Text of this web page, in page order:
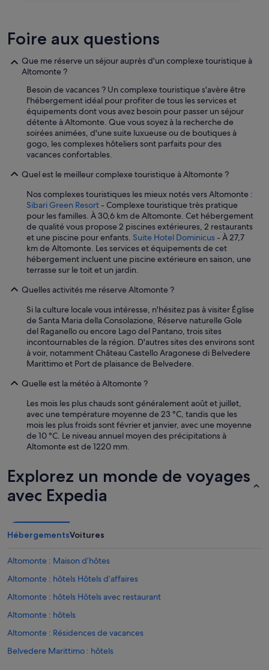
Foire aux questions
Que me réserve un séjour auprès d'un complexe touristique à
Altomonte ?
Besoin de vacances ? Un complexe touristique s'avère être
l'hébergement idéal pour profiter de tous les services et
équipements dont vous avez besoin pour passer un séjour
détente à Altomonte. Que vous soyez à la recherche de
soirées animées, d'une suite luxueuse ou de boutiques à
gogo, les complexes hôteliers sont parfaits pour des
vacances confortables.
Quel est le meilleur complexe touristique à Altomonte ?
Nos complexes touristiques les mieux notés vers Altomonte :
Sibari Green Resort - Complexe touristique très pratique
pour les familles. À 30,6 km de Altomonte. Cet hébergement
de qualité vous propose 2 piscines extérieures, 2 restaurants
et une piscine pour enfants. Suite Hotel Dominicus - À 27,7
km de Altomonte. Les services et équipements de cet
hébergement incluent une piscine extérieure en saison, une
terrasse sur le toit et un jardin.
Quelles activités me réserve Altomonte ?
Si la culture locale vous intéresse, n'hésitez pas à visiter Église
de Santa Maria della Consolazione, Réserve naturelle Gole
del Raganello ou encore Lago del Pantano, trois sites
incontournables de la région. D'autres sites des environs sont
à voir, notamment Château Castello Aragonese di Belvedere
Marittimo et Port de plaisance de Belvedere.
Quelle est la météo à Altomonte ?
Les mois les plus chauds sont généralement août et juillet,
avec une température moyenne de 23 °C, tandis que les
mois les plus froids sont février et janvier, avec une moyenne
de 10 °C. Le niveau annuel moyen des précipitations à
Altomonte est de 1220 mm.
Explorez un monde de voyages
avec Expedia
HébergementsVoitures
Altomonte : Maison d’hôtes
Altomonte : hôtels Hôtels d’affaires
Altomonte : hôtels Hôtels avec restaurant
Altomonte : hôtels
Altomonte : Résidences de vacances
Belvedere Marittimo : hôtels